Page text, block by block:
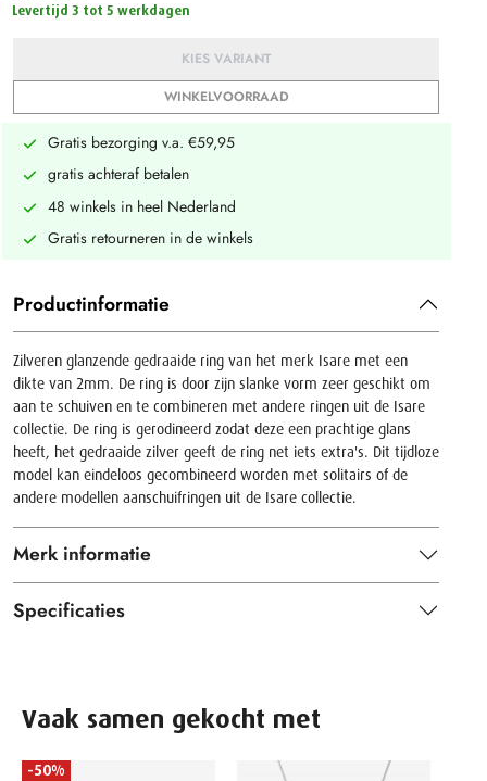
Levertijd 3 tot 5 werkdagen
KIES VARIANT
WINKELVOORRAAD
Gratis bezorging v.a. €59,95
gratis achteraf betalen
48 winkels in heel Nederland
Gratis retourneren in de winkels
Productinformatie
Zilveren glanzende gedraaide ring van het merk Isare met een
dikte van 2mm. De ring is door zijn slanke vorm zeer geschikt om
aan te schuiven en te combineren met andere ringen uit de Isare
collectie. De ring is gerodineerd zodat deze een prachtige glans
heeft, het gedraaide zilver geeft de ring net iets extra's. Dit tijdloze
model kan eindeloos gecombineerd worden met solitairs of de
andere modellen aanschuifringen uit de Isare collectie.
Merk informatie
Specificaties
Vaak samen gekocht met
-50%